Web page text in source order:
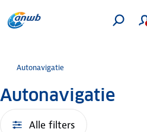
Autonavigatie
Autonavigatie
Alle filters